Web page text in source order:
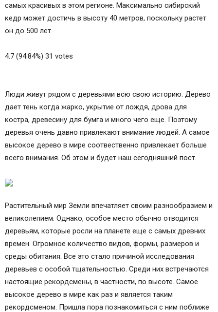
самых красивых в этом регионе. Максимально сибирский
кедр может достичь в высоту 40 метров, поскольку растет
он до 500 лет.
4.7 (94.84%) 31 votes
Люди живут рядом с деревьями всю свою историю. Дерево
дает тень когда жарко, укрытие от лождя, дрова для
костра, древесину для бумга и много чего еще. Поэтому
деревья очень давно привлекают внимание людей. А самое
высокое дерево в мире соотвественно привлекает больше
всего внимания. Об этом и будет наш сегодняшний пост.
Растительный мир Земли впечатляет своим разнообразием и
великолепием. Однако, особое место обычно отводится
деревьям, которые росли на планете еще с самых древних
времен. Огромное количество видов, формы, размеров и
среды обитания. Все это стало причиной исследования
деревьев с особой тщательностью. Среди них встречаются
настоящие рекордсмены, в частности, по высоте. Самое
высокое дерево в мире как раз и является таким
рекордсменом. Пришла пора познакомиться с ним поближе